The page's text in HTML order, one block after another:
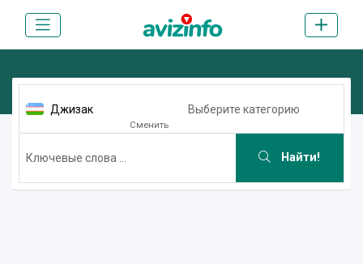
Джизак
Сменить
Выберите категорию
Найти!